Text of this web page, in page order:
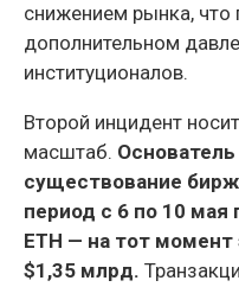
снижением рынка,
дополнительном
институционалов.
Второй инцидент
масштаб.
существование
период с 6 по 10 мая
ETH — на тот момент
$1,35 млрд.